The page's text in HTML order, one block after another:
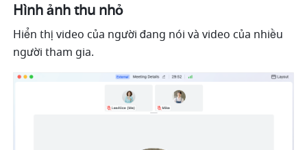
Hình ảnh thu nhỏ
Hiển thị video của người đang nói và video của nhiều
người tham gia.